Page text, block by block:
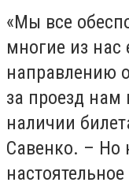
«Мы все
многие из нас
направлению
за проезд нам
наличии
Савенко. – Но